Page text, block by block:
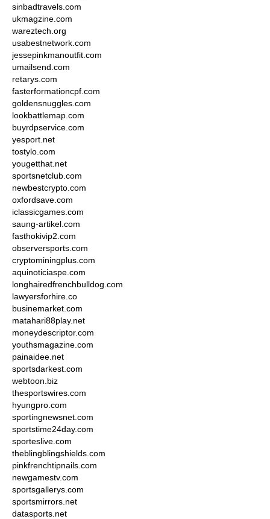
sinbadtravels.com
ukmagzine.com
wareztech.org
usabestnetwork.com
jessepinkmanoutfit.com
umailsend.com
retarys.com
fasterformationcpf.com
goldensnuggles.com
lookbattlemap.com
buyrdpservice.com
yesport.net
tostylo.com
yougetthat.net
sportsnetclub.com
newbestcrypto.com
oxfordsave.com
iclassicgames.com
saung-artikel.com
fasthokivip2.com
observersports.com
cryptominingplus.com
aquinoticiaspe.com
longhairedfrenchbulldog.com
lawyersforhire.co
businemarket.com
matahari88play.net
moneydescriptor.com
youthsmagazine.com
painaidee.net
sportsdarkest.com
webtoon.biz
thesportswires.com
hyungpro.com
sportingnewsnet.com
sportstime24day.com
sporteslive.com
theblingblingshields.com
pinkfrenchtipnails.com
newgamestv.com
sportsgallerys.com
sportsmirrors.net
datasports.net